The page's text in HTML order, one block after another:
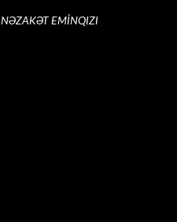
NƏZAKƏT EMİNQIZI